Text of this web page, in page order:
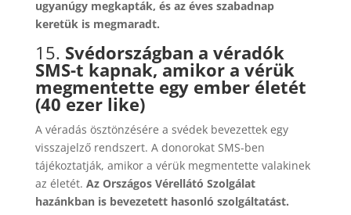
ugyanúgy megkapták, és az éves szabadnap
keretük is megmaradt.
15. Svédországban a véradók
SMS-t kapnak, amikor a vérük
megmentette egy ember életét
(40 ezer like)
A véradás ösztönzésére a svédek bevezettek egy
visszajelző rendszert. A donorokat SMS-ben
tájékoztatják, amikor a vérük megmentette valakinek
az életét. Az Országos Vérellátó Szolgálat
hazánkban is bevezetett hasonló szolgáltatást.